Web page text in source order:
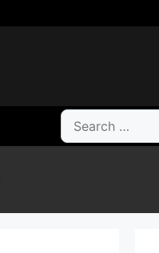
Search
for: